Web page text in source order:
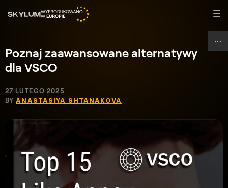
Poznaj zaawansowane alternatywy
dla VSCO
27 LUTEGO 2025
BYANASTASIYA SHTANAKOVA